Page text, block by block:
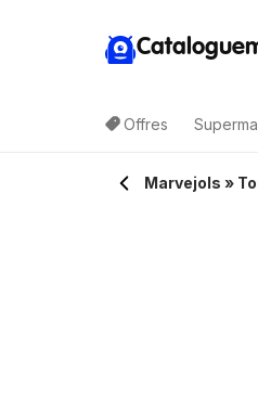
Offres
Marvejols »